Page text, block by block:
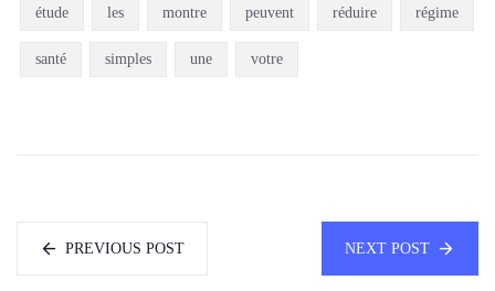
étude les montre peuvent réduire régime
santé simples une votre
PREVIOUS POST NEXT POST